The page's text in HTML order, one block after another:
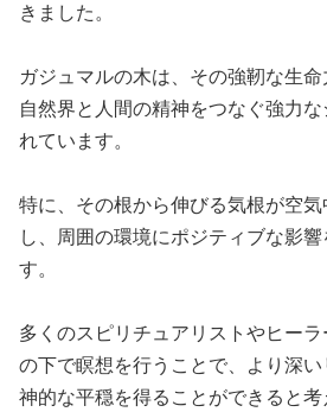
きました。
ガジュマルの木は、その強靭な生命
自然界と人間の精神をつなぐ強力
れています。
特に、その根から伸びる気根が空
し、周囲の環境にポジティブな影
す。
多くのスピリチュアリストやヒー
の下で瞑想を行うことで、より深
神的な平穏を得ることができると考